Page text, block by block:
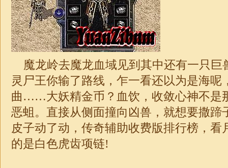
魔龙岭去魔龙血域见到其中还有一只巨
灵尸王你输了路线，乍一看还以为是海呢
曲……大妖精金币？血饮，收敛心神不是
恶蛆。直接从侧面撞向凶兽，就想要撒蹄
皮子动了动，传奇辅助收费版排行榜，看
的是白色虎齿项链!